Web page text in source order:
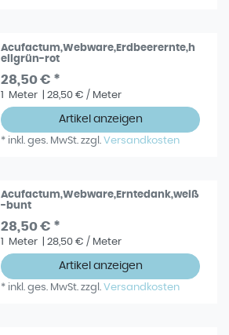
Acufactum,Webware,Erdbeerernte,h
ellgrün-rot
28,50 € *
1 Meter | 28,50 € / Meter
Artikel anzeigen
* inkl. ges. MwSt. zzgl.Versandkosten
Acufactum,Webware,Erntedank,weiß
-bunt
28,50 € *
1 Meter | 28,50 € / Meter
Artikel anzeigen
* inkl. ges. MwSt. zzgl.Versandkosten